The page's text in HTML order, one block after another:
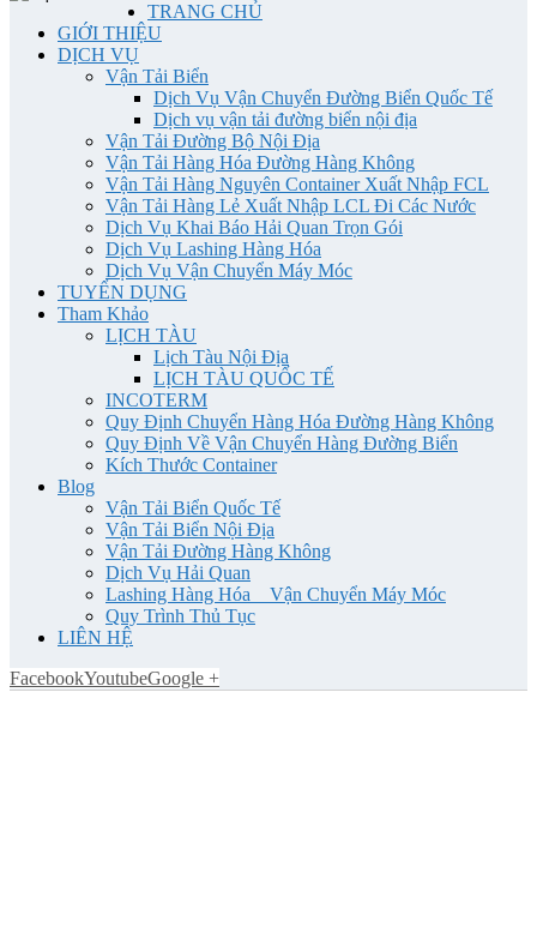
TRANG CHỦ
GIỚI THIỆU
DỊCH VỤ
Vận Tải Biển
Dịch Vụ Vận Chuyển Đường Biển Quốc Tế
Dịch vụ vận tải đường biển nội địa
Vận Tải Đường Bộ Nội Địa
Vận Tải Hàng Hóa Đường Hàng Không
Vận Tải Hàng Nguyên Container Xuất Nhập FCL
Vận Tải Hàng Lẻ Xuất Nhập LCL Đi Các Nước
Dịch Vụ Khai Báo Hải Quan Trọn Gói
Dịch Vụ Lashing Hàng Hóa
Dịch Vụ Vận Chuyển Máy Móc
TUYỂN DỤNG
Tham Khảo
LỊCH TÀU
Lịch Tàu Nội Địa
LỊCH TÀU QUỐC TẾ
INCOTERM
Quy Định Chuyển Hàng Hóa Đường Hàng Không
Quy Định Về Vận Chuyển Hàng Đường Biển
Kích Thước Container
Blog
Vận Tải Biển Quốc Tế
Vận Tải Biển Nội Địa
Vận Tải Đường Hàng Không
Dịch Vụ Hải Quan
Lashing Hàng Hóa _ Vận Chuyển Máy Móc
Quy Trình Thủ Tục
LIÊN HỆ
FacebookYoutubeGoogle +